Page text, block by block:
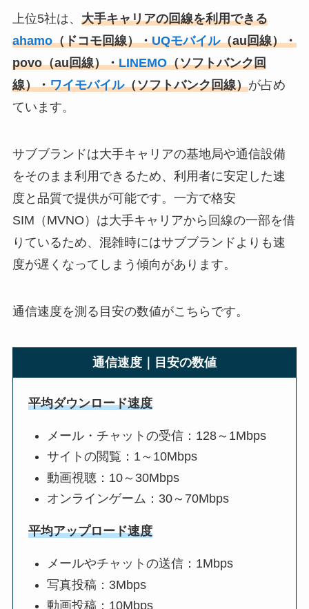
上位5社は、 大手キャリアの回線を利用できる
ahamo（ドコモ回線）・UQモバイル（au回線）・
povo（au回線）・LINEMO（ソフトバンク回
線）・ワイモバイル（ソフトバンク回線）が占め
ています。
サブブランドは大手キャリアの基地局や通信設備
をそのまま利用できるため、利用者に安定した速
度と品質で提供が可能です。一方で格安
SIM（MVNO）は大手キャリアから回線の一部を借
りているため、混雑時にはサブブランドよりも速
度が遅くなってしまう傾向があります。
通信速度を測る目安の数値がこちらです。
通信速度｜目安の数値
平均ダウンロード速度
メール・チャットの受信：128～1Mbps
サイトの閲覧：1～10Mbps
動画視聴：10～30Mbps
オンラインゲーム：30～70Mbps
平均アップロード速度
メールやチャットの送信：1Mbps
写真投稿：3Mbps
動画投稿：10Mbps